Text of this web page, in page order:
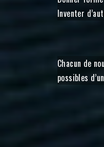
Inventer
Chacun de
possibles